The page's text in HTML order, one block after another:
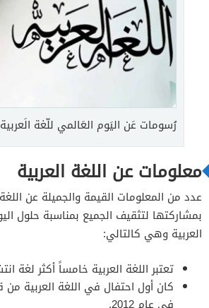
رُسومات عَن اليَوم العَالمي للّغة الَعربية
معلومات عن اللغة العربية
عدد من المعلومات القيمة والجميلة عن
بمشاركتها لتثقيف الجميع بمناسبة حلول
العربية وهي كالتالي:
تعتبر اللغة العربية خامساً أكثر لغة
كان أول احتفال في اللغة العربية